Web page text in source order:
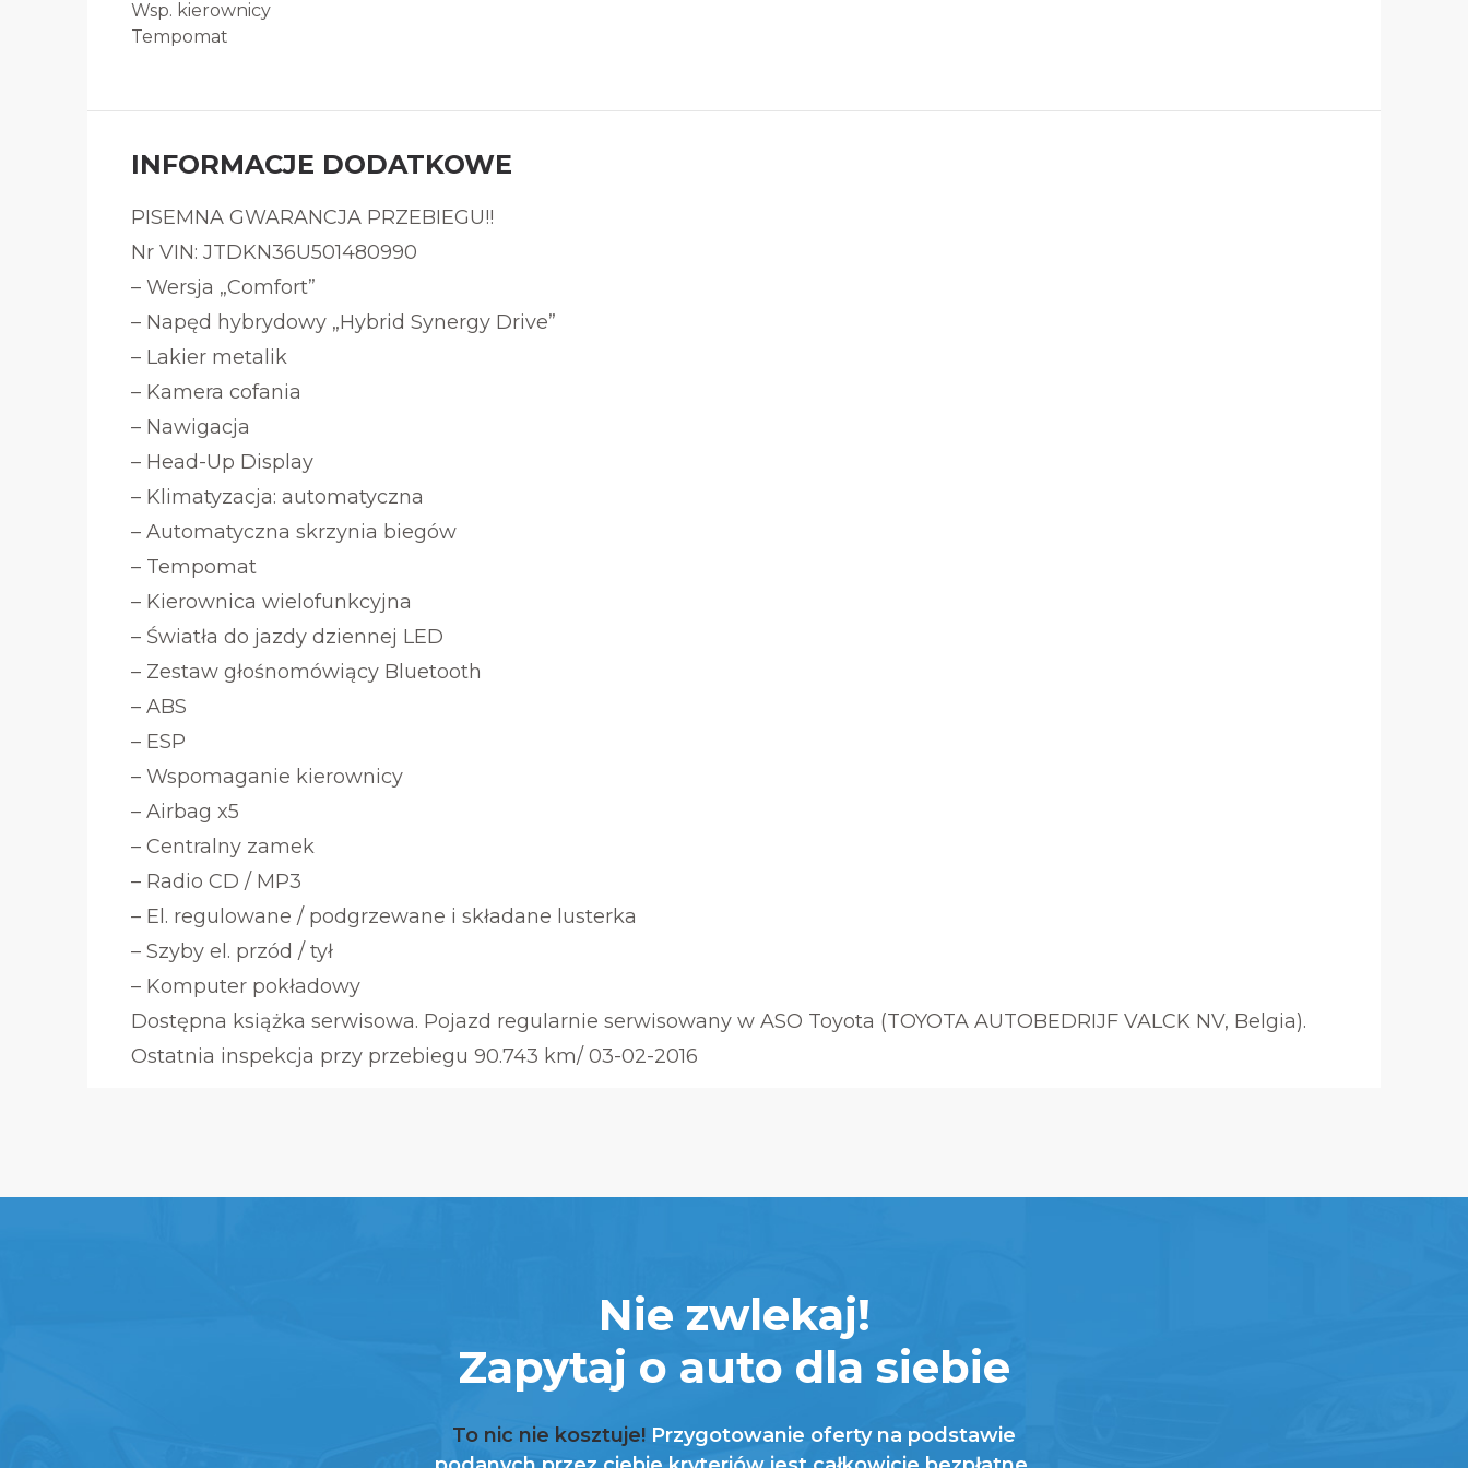
Wsp. kierownicy
Tempomat
INFORMACJE DODATKOWE
PISEMNA GWARANCJA PRZEBIEGU!!
Nr VIN: JTDKN36U501480990
– Wersja „Comfort”
– Napęd hybrydowy „Hybrid Synergy Drive”
– Lakier metalik
– Kamera cofania
– Nawigacja
– Head-Up Display
– Klimatyzacja: automatyczna
– Automatyczna skrzynia biegów
– Tempomat
– Kierownica wielofunkcyjna
– Światła do jazdy dziennej LED
– Zestaw głośnomówiący Bluetooth
– ABS
– ESP
– Wspomaganie kierownicy
– Airbag x5
– Centralny zamek
– Radio CD / MP3
– El. regulowane / podgrzewane i składane lusterka
– Szyby el. przód / tył
– Komputer pokładowy
Dostępna książka serwisowa. Pojazd regularnie serwisowany w ASO Toyota (TOYOTA AUTOBEDRIJF VALCK NV, Belgia).
Ostatnia inspekcja przy przebiegu 90.743 km/ 03-02-2016
Nie zwlekaj!
Zapytaj o auto dla siebie
To nic nie kosztuje! Przygotowanie oferty na podstawie